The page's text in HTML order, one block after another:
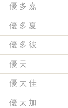
優 多 嘉
優 多 夏
優 多 彼
優 天
優 太 佳
優 太 加